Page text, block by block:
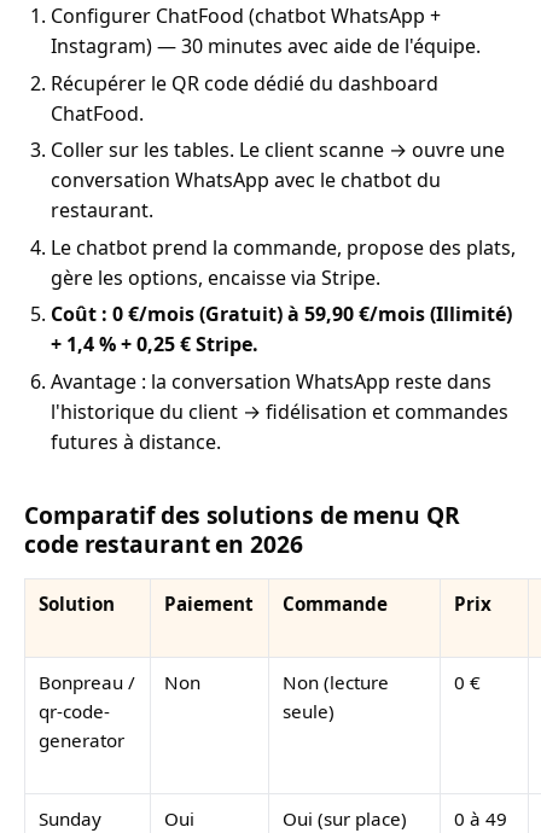
Configurer ChatFood (chatbot WhatsApp +
Instagram) — 30 minutes avec aide de l'équipe.
Récupérer le QR code dédié du dashboard
ChatFood.
Coller sur les tables. Le client scanne → ouvre une
conversation WhatsApp avec le chatbot du
restaurant.
Le chatbot prend la commande, propose des plats,
gère les options, encaisse via Stripe.
Coût : 0 €/mois (Gratuit) à 59,90 €/mois (Illimité)
+ 1,4 % + 0,25 € Stripe.
Avantage : la conversation WhatsApp reste dans
l'historique du client → fidélisation et commandes
futures à distance.
Comparatif des solutions de menu QR
code restaurant en 2026
Solution Paiement Commande Prix
Bonpreau /
qr-code-
generator
Non
Non (lecture
seule)
0 €
Sunday
Oui
Oui (sur place)
0 à 49